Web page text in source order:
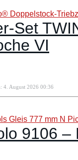
Set
VI
4. August 2026 00:36
9106